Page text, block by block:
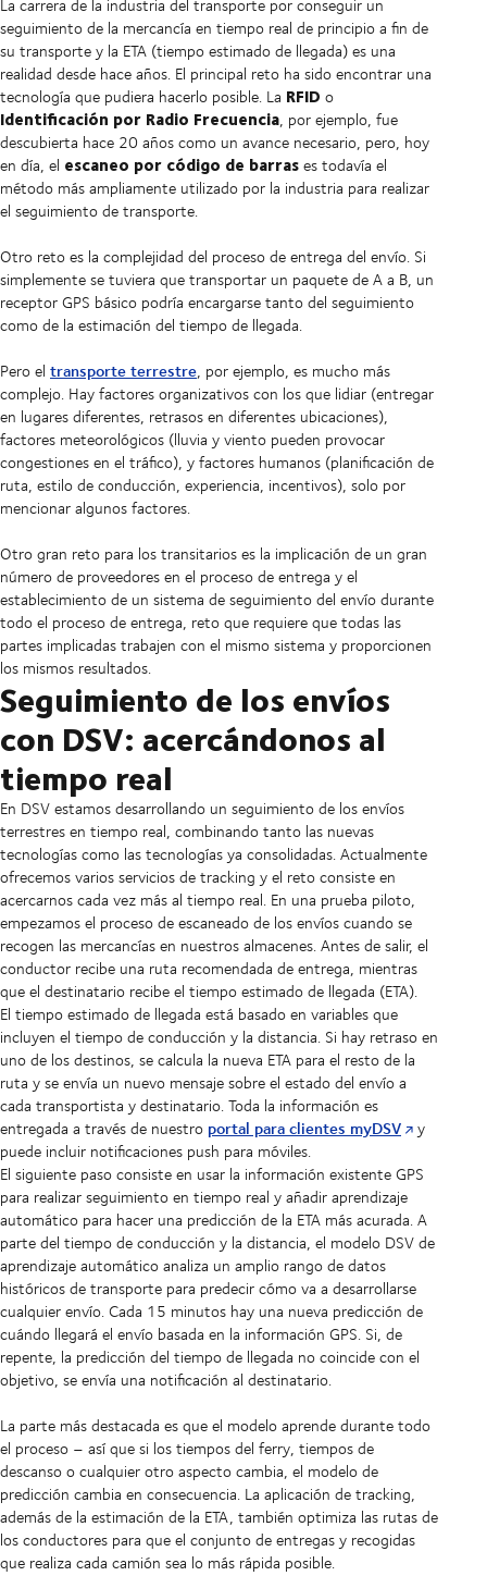
La carrera de la industria del transporte por conseguir un
seguimiento de la mercancía en tiempo real de principio a fin de
su transporte y la ETA (tiempo estimado de llegada) es una
realidad desde hace años. El principal reto ha sido encontrar una
tecnología que pudiera hacerlo posible. La RFID o
Identificación por Radio Frecuencia, por ejemplo, fue
descubierta hace 20 años como un avance necesario, pero, hoy
en día, el escaneo por código de barrases todavía el
método más ampliamente utilizado por la industria para realizar
el seguimiento de transporte.
Otro reto es la complejidad del proceso de entrega del envío. Si
simplemente se tuviera que transportar un paquete de A a B, un
receptor GPS básico podría encargarse tanto del seguimiento
como de la estimación del tiempo de llegada.
Pero el transporte terrestre, por ejemplo, es mucho más
complejo. Hay factores organizativos con los que lidiar (entregar
en lugares diferentes, retrasos en diferentes ubicaciones),
factores meteorológicos (lluvia y viento pueden provocar
congestiones en el tráfico), y factores humanos (planificación de
ruta, estilo de conducción, experiencia, incentivos), solo por
mencionar algunos factores.
Otro gran reto para los transitarios es la implicación de un gran
número de proveedores en el proceso de entrega y el
establecimiento de un sistema de seguimiento del envío durante
todo el proceso de entrega, reto que requiere que todas las
partes implicadas trabajen con el mismo sistema y proporcionen
los mismos resultados.
Seguimiento de los envíos
con DSV: acercándonos al
tiempo real
En DSV estamos desarrollando un seguimiento de los envíos
terrestres en tiempo real, combinando tanto las nuevas
tecnologías como las tecnologías ya consolidadas. Actualmente
ofrecemos varios servicios de tracking y el reto consiste en
acercarnos cada vez más al tiempo real. En una prueba piloto,
empezamos el proceso de escaneado de los envíos cuando se
recogen las mercancías en nuestros almacenes. Antes de salir, el
conductor recibe una ruta recomendada de entrega, mientras
que el destinatario recibe el tiempo estimado de llegada (ETA).
El tiempo estimado de llegada está basado en variables que
incluyen el tiempo de conducción y la distancia. Si hay retraso en
uno de los destinos, se calcula la nueva ETA para el resto de la
ruta y se envía un nuevo mensaje sobre el estado del envío a
cada transportista y destinatario. Toda la información es
entregada a través de nuestro portal para clientes myDSV
y
puede incluir notificaciones push para móviles.
El siguiente paso consiste en usar la información existente GPS
para realizar seguimiento en tiempo real y añadir aprendizaje
automático para hacer una predicción de la ETA más acurada. A
parte del tiempo de conducción y la distancia, el modelo DSV de
aprendizaje automático analiza un amplio rango de datos
históricos de transporte para predecir cómo va a desarrollarse
cualquier envío. Cada 15 minutos hay una nueva predicción de
cuándo llegará el envío basada en la información GPS. Si, de
repente, la predicción del tiempo de llegada no coincide con el
objetivo, se envía una notificación al destinatario.
La parte más destacada es que el modelo aprende durante todo
el proceso – así que si los tiempos del ferry, tiempos de
descanso o cualquier otro aspecto cambia, el modelo de
predicción cambia en consecuencia. La aplicación de tracking,
además de la estimación de la ETA, también optimiza las rutas de
los conductores para que el conjunto de entregas y recogidas
que realiza cada camión sea lo más rápida posible.